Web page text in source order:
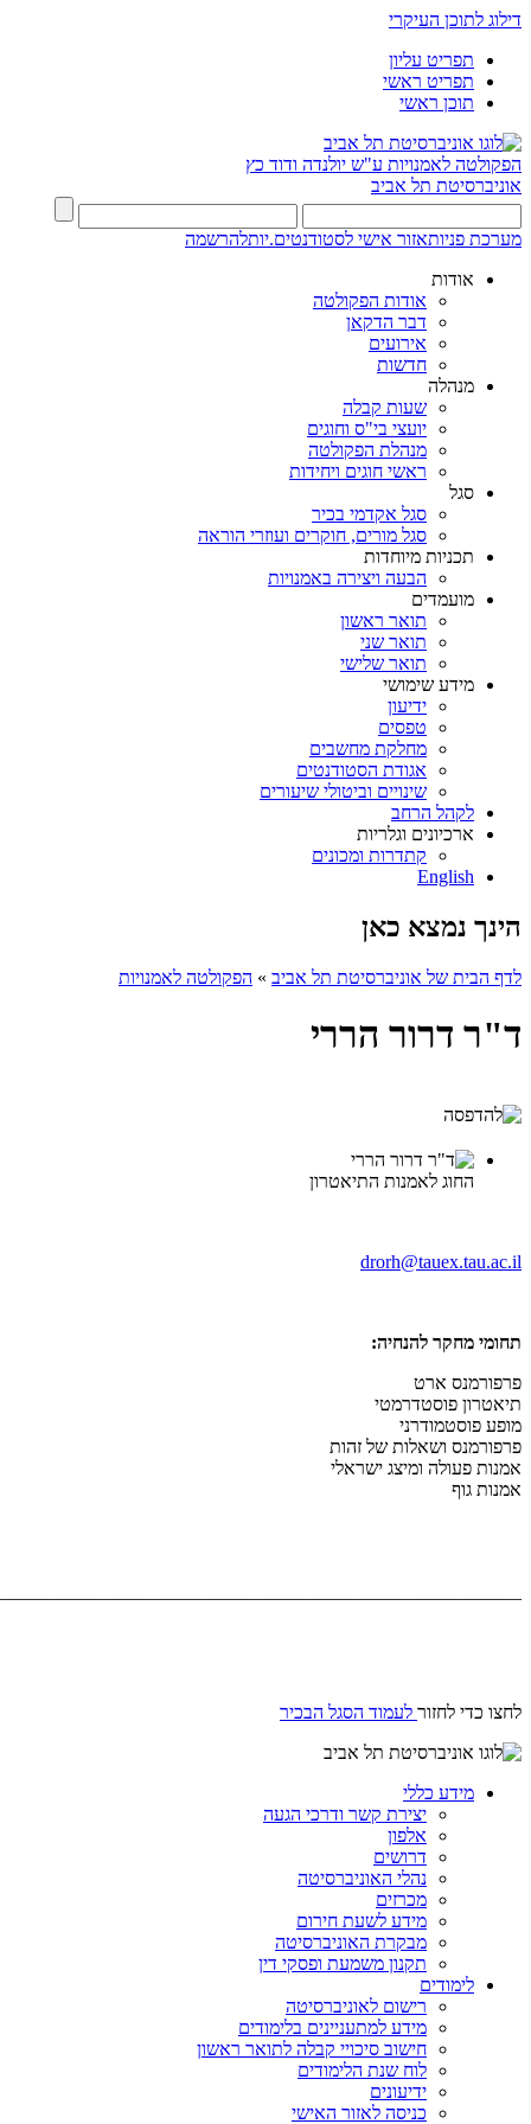
דילוג לתוכן העיקרי
תפריט עליון
תפריט ראשי
תוכן ראשי
הפקולטה לאמנויות ע"ש יולנדה ודוד כץ
אוניברסיטת תל אביב
מערכת פניותאזור אישי לסטודנטים.יותלהרשמה
אודות
אודות הפקולטה
דבר הדקאן
אירועים
חדשות
מנהלה
שעות קבלה
יועצי בי"ס וחוגים
מנהלת הפקולטה
ראשי חוגים ויחידות
סגל
סגל אקדמי בכיר
סגל מורים, חוקרים ועוזרי הוראה
תכניות מיוחדות
הבעה ויצירה באמנויות
מועמדים
תואר ראשון
תואר שני
תואר שלישי
מידע שימושי
ידיעון
טפסים
מחלקת מחשבים
אגודת הסטודנטים
שינויים וביטולי שיעורים
לקהל הרחב
ארכיונים וגלריות
קתדרות ומכונים
English
הינך נמצא כאן
לדף הבית של אוניברסיטת תל אביב » הפקולטה לאמנויות
ד"ר דרור הררי
החוג לאמנות התיאטרון
drorh@tauex.tau.ac.il
תחומי מחקר להנחיה:
פרפורמנס ארט
תיאטרון פוסטדרמטי
מופע פוסטמודרני
פרפורמנס ושאלות של זהות
אמנות פעולה ומיצג ישראלי
אמנות גוף
לחצו כדי לחזור לעמוד הסגל הבכיר
מידע כללי
יצירת קשר ודרכי הגעה
אלפון
דרושים
נהלי האוניברסיטה
מכרזים
מידע לשעת חירום
מבקרת האוניברסיטה
תקנון משמעת ופסקי דין
לימודים
רישום לאוניברסיטה
מידע למתעניינים בלימודים
חישוב סיכויי קבלה לתואר ראשון
לוח שנת הלימודים
ידיעונים
כניסה לאזור האישי